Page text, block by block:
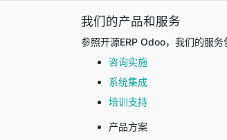
我们的产品和服务
参照开源ERP Odoo，我们的服务
咨询实施
系统集成
培训支持
产品方案